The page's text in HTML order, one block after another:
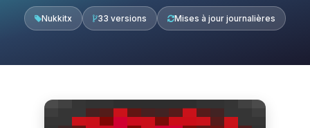
Nukkitx 33 versions Mises à jour journalières